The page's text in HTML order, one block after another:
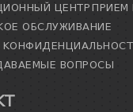
ЦЕНТРПРИЕМ
ОБСЛУЖИВАНИЕ
ВОПРОСЫ